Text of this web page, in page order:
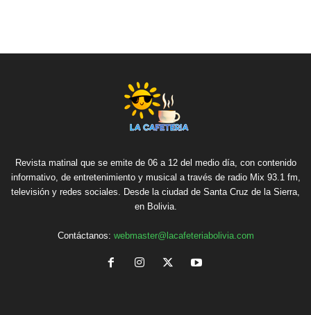
Revista matinal que se emite de 06 a 12 del medio día, con contenido
informativo, de entretenimiento y musical a través de radio Mix 93.1 fm,
televisión y redes sociales. Desde la ciudad de Santa Cruz de la Sierra,
en Bolivia.
Contáctanos: webmaster@lacafeteriabolivia.com